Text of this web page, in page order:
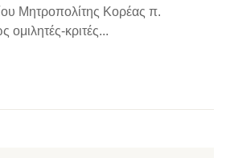
Μητροπολίτης Κορέας π.
κριτές...